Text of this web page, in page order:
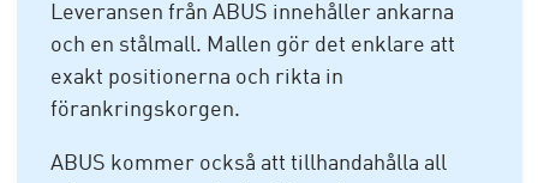
Leveransen från ABUS innehåller ankarna
och en stålmall. Mallen gör det enklare att
exakt positionerna och rikta in
förankringskorgen.
ABUS kommer också att tillhandahålla all